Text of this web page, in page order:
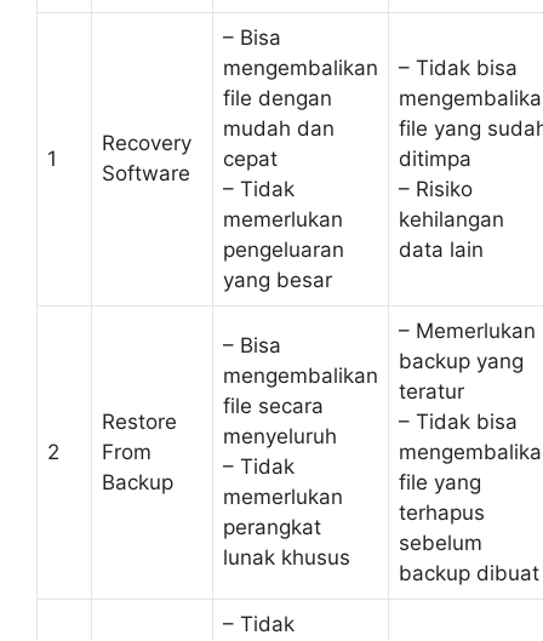
1
Recovery
Software
– Bisa
mengembalikan
file dengan
mudah dan
cepat
– Tidak
memerlukan
pengeluaran
yang besar
– Tidak bisa
file yang
ditimpa
– Risiko
kehilangan
data lain
2
Restore
From
Backup
– Bisa
mengembalikan
file secara
menyeluruh
– Tidak
memerlukan
perangkat
lunak khusus
– Memerlukan
backup yang
teratur
– Tidak bisa
file yang
terhapus
sebelum
backup dibuat
– Tidak